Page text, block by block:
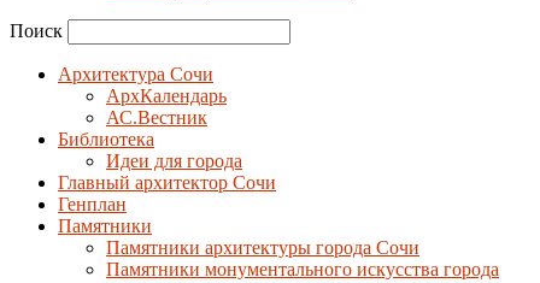
Поиск
Архитектура Сочи
АрхКалендарь
АС.Вестник
Библиотека
Идеи для города
Главный архитектор Сочи
Генплан
Памятники
Памятники архитектуры города Сочи
Памятники монументального искусства города